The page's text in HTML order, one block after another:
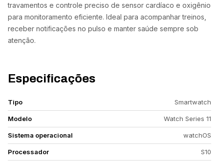
travamentos e controle preciso de sensor cardíaco e oxigênio
para monitoramento eficiente. Ideal para acompanhar treinos,
receber notificações no pulso e manter saúde sempre sob
atenção.
Especificações
Tipo Smartwatch
Modelo Watch Series 11
Sistema operacional watchOS
Processador S10